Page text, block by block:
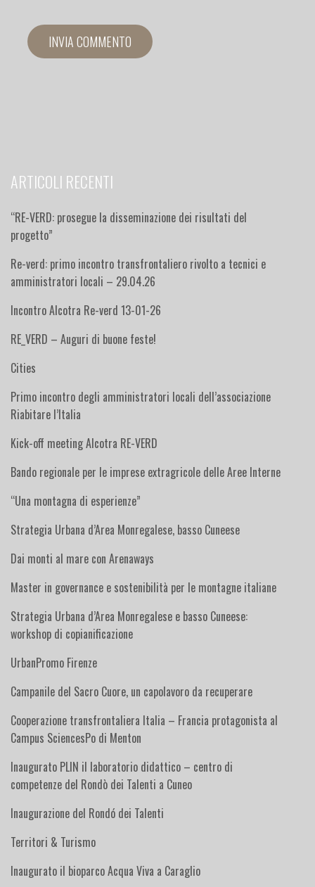
ARTICOLI RECENTI
“RE-VERD: prosegue la disseminazione dei risultati del
progetto”
Re-verd: primo incontro transfrontaliero rivolto a tecnici e
amministratori locali – 29.04.26
Incontro Alcotra Re-verd 13-01-26
RE_VERD – Auguri di buone feste!
Cities
Primo incontro degli amministratori locali dell’associazione
Riabitare l’Italia
Kick-off meeting Alcotra RE-VERD
Bando regionale per le imprese extragricole delle Aree Interne
“Una montagna di esperienze”
Strategia Urbana d’Area Monregalese, basso Cuneese
Dai monti al mare con Arenaways
Master in governance e sostenibilità per le montagne italiane
Strategia Urbana d’Area Monregalese e basso Cuneese:
workshop di copianificazione
UrbanPromo Firenze
Campanile del Sacro Cuore, un capolavoro da recuperare
Cooperazione transfrontaliera Italia – Francia protagonista al
Campus SciencesPo di Menton
Inaugurato PLIN il laboratorio didattico – centro di
competenze del Rondò dei Talenti a Cuneo
Inaugurazione del Rondó dei Talenti
Territori & Turismo
Inaugurato il bioparco Acqua Viva a Caraglio